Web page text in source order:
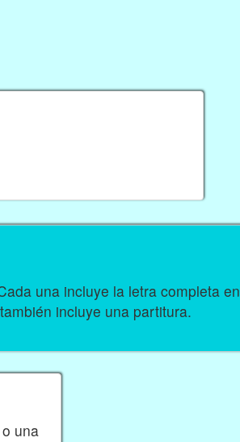
una incluye la letra completa en
incluye una partitura.
una